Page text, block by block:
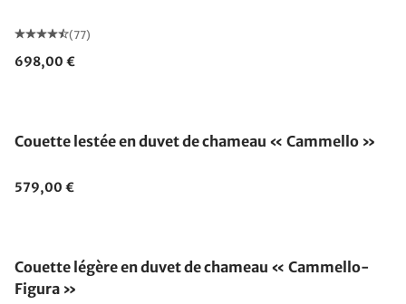
(77)
698,00 €
Couette lestée en duvet de chameau « Cammello »
579,00 €
Couette légère en duvet de chameau « Cammello-
Figura »